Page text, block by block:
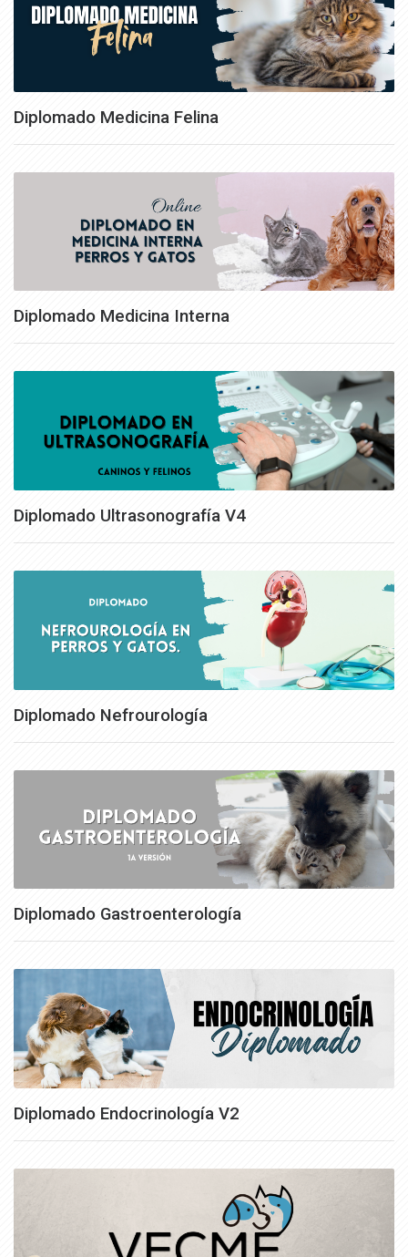
Diplomado Medicina Felina
Diplomado Medicina Interna
Diplomado Ultrasonografía V4
Diplomado Nefrourología
Diplomado Gastroenterología
Diplomado Endocrinología V2